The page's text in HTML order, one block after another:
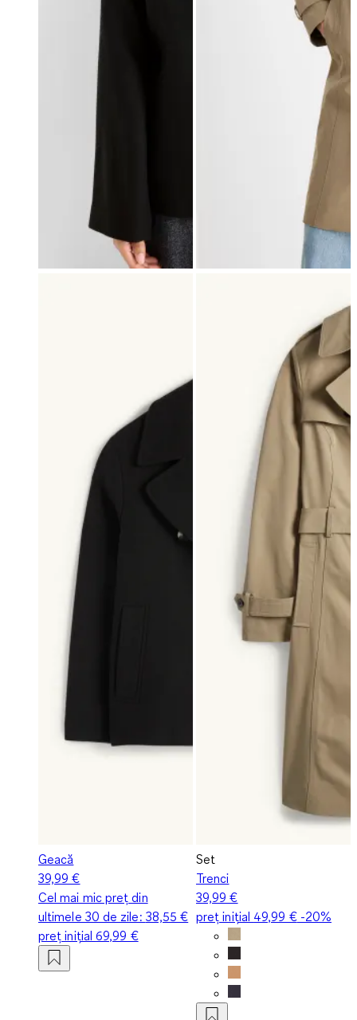
Geacă
39,99 €
Cel mai mic preț din
ultimele 30 de zile: 38,55 €
preț inițial69,99 €
Set
Trenci
39,99 €
preț inițial 49,99 €-20%